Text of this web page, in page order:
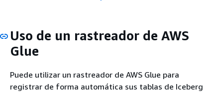
Uso de un rastreador de AWS
Glue
Puede utilizar un rastreador de AWS Glue para
registrar de forma automática sus tablas de Iceberg